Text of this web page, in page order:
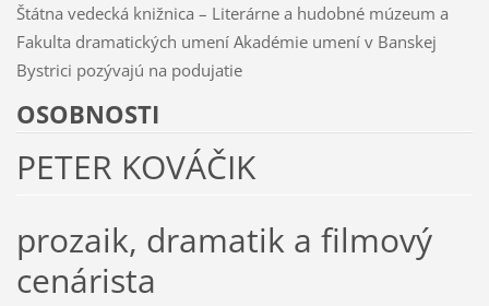
Štátna vedecká knižnica – Literárne a hudobné múzeum a
Fakulta dramatických umení Akadémie umení v Banskej
Bystrici pozývajú na podujatie
OSOBNOSTI
PETER KOVÁČIK
prozaik, dramatik a filmový
cenárista